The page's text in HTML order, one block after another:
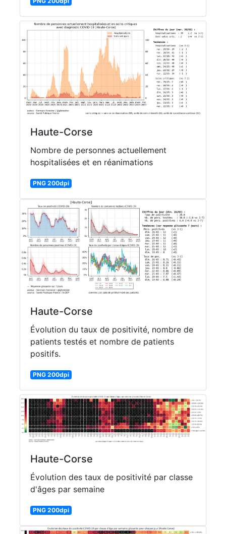
Haute-Corse
Nombre de personnes actuellement
hospitalisées et en réanimations
PNG 200dpi
Haute-Corse
Évolution du taux de positivité, nombre de
patients testés et nombre de patients
positifs.
PNG 200dpi
Haute-Corse
Évolution des taux de positivité par classe
d'âges par semaine
PNG 200dpi